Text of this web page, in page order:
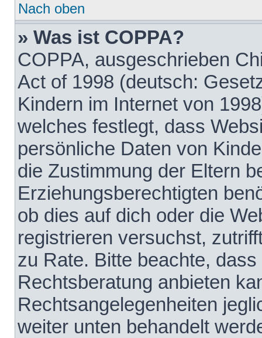
Nach oben
» Was ist COPPA?
COPPA, ausgeschrieben
Act of 1998 (deutsch:
Kindern im Internet von
welches festlegt, dass
persönliche Daten von
die Zustimmung der Eltern
Erziehungsberechtigten
ob dies auf dich oder die
registrieren versuchst,
zu Rate. Bitte beachte,
Rechtsberatung anbieten
Rechtsangelegenheiten
weiter unten behandelt